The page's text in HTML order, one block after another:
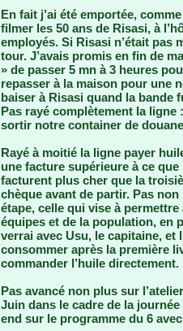
En fait j’ai été emportée,
filmer les 50 ans de Risasi, à
employés. Si Risasi n’était pas
tour. J’avais promis en fin de
» de passer 5 mn à 3 heures
repasser à la maison pour une
baiser à Risasi quand la bande
Pas rayé complètement la
sortir notre container de
Rayé à moitié la ligne payer
une facture supérieure à ce
facturent plus cher que la
chèque avant de partir. Pas
étape, celle qui vise à
équipes et de la population, en
verrai avec Usu, le capitaine, et
consommer après la première
commander l’huile
Pas avancé non plus sur
Juin dans le cadre de la
end sur le programme du 6